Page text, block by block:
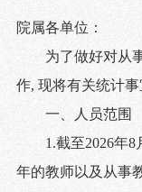
院属各单位：
为了做好对从
作, 现将有关统计事
一、人员范围
1.截至2026年8
年的教师以及从事